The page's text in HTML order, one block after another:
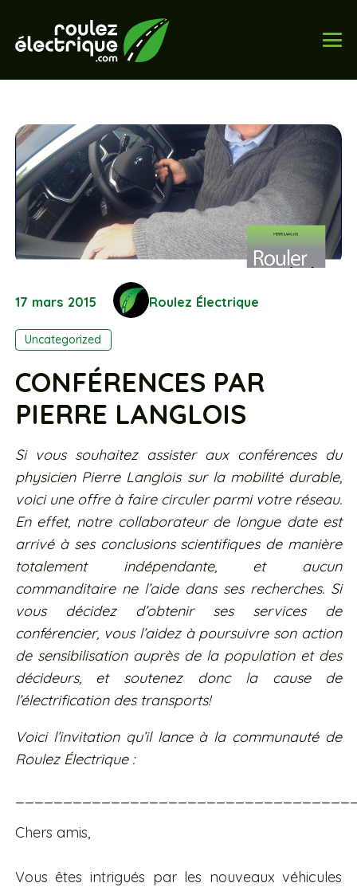
17 mars 2015 Roulez Électrique
Uncategorized
CONFÉRENCES PAR
PIERRE LANGLOIS
Si vous souhaitez assister aux conférences du
physicien Pierre Langlois sur la mobilité durable,
voici une offre à faire circuler parmi votre réseau.
En effet, notre collaborateur de longue date est
arrivé à ses conclusions scientifiques de manière
totalement indépendante, et aucun
commanditaire ne l’aide dans ses recherches. Si
vous décidez d’obtenir ses services de
conférencier, vous l’aidez à poursuivre son action
de sensibilisation auprès de la population et des
décideurs, et soutenez donc la cause de
l’électrification des transports!
Voici l’invitation qu’il lance à la communauté de
Roulez Électrique :
Chers amis,
Vous êtes intrigués par les nouveaux véhicules